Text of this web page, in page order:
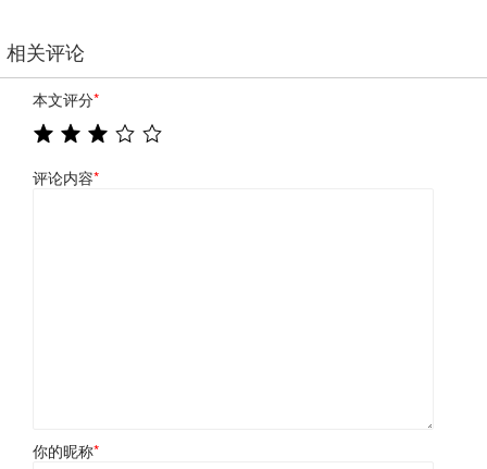
相关评论
本文评分*
评论内容*
你的昵称*